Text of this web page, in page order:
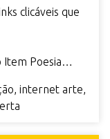
clicáveis que
Poesia…
internet arte